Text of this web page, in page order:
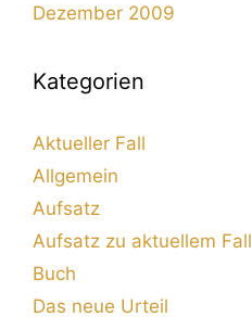
Dezember 2009
Kategorien
Aktueller Fall
Allgemein
Aufsatz
Aufsatz zu aktuellem Fall
Buch
Das neue Urteil